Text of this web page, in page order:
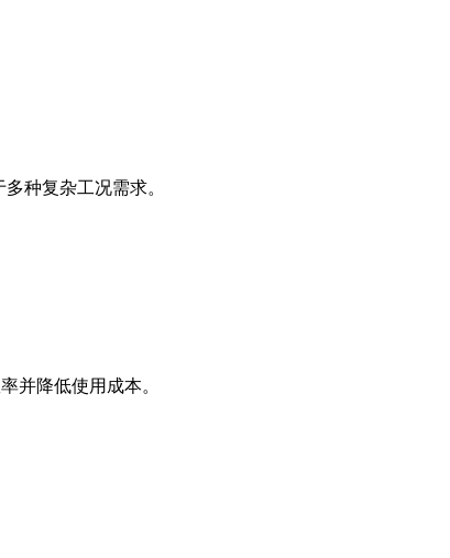
种复杂工况需求。
并降低使用成本。